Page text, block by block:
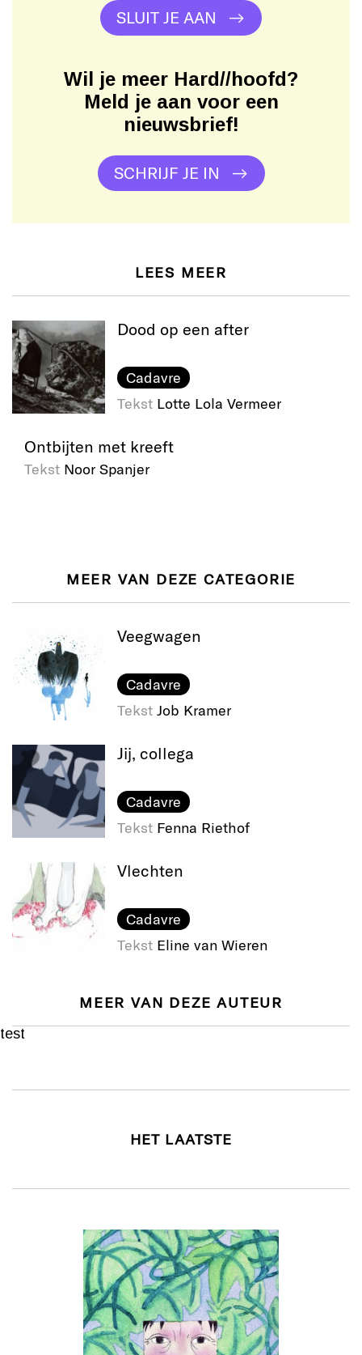
SLUIT JE AAN
Wil je meer Hard//hoofd?
Meld je aan voor een
nieuwsbrief!
SCHRIJF JE IN
LEES MEER
Dood op een after
Cadavre
Tekst Lotte Lola Vermeer
Ontbijten met kreeft
Tekst Noor Spanjer
MEER VAN DEZE CATEGORIE
Veegwagen
Cadavre
Tekst Job Kramer
Jij, collega
Cadavre
Tekst Fenna Riethof
Vlechten
Cadavre
Tekst Eline van Wieren
MEER VAN DEZE AUTEUR
test
HET LAATSTE